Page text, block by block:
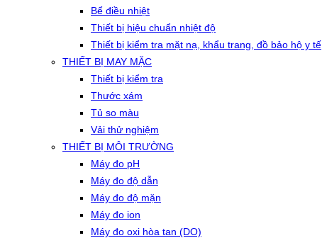
Bể điều nhiệt
Thiết bị hiệu chuẩn nhiệt độ
Thiết bị kiểm tra mặt nạ, khẩu trang, đồ bảo hộ y tế
THIẾT BỊ MAY MẶC
Thiết bị kiểm tra
Thước xám
Tủ so màu
Vải thử nghiệm
THIẾT BỊ MÔI TRƯỜNG
Máy đo pH
Máy đo độ dẫn
Máy đo độ mặn
Máy đo ion
Máy đo oxi hòa tan (DO)